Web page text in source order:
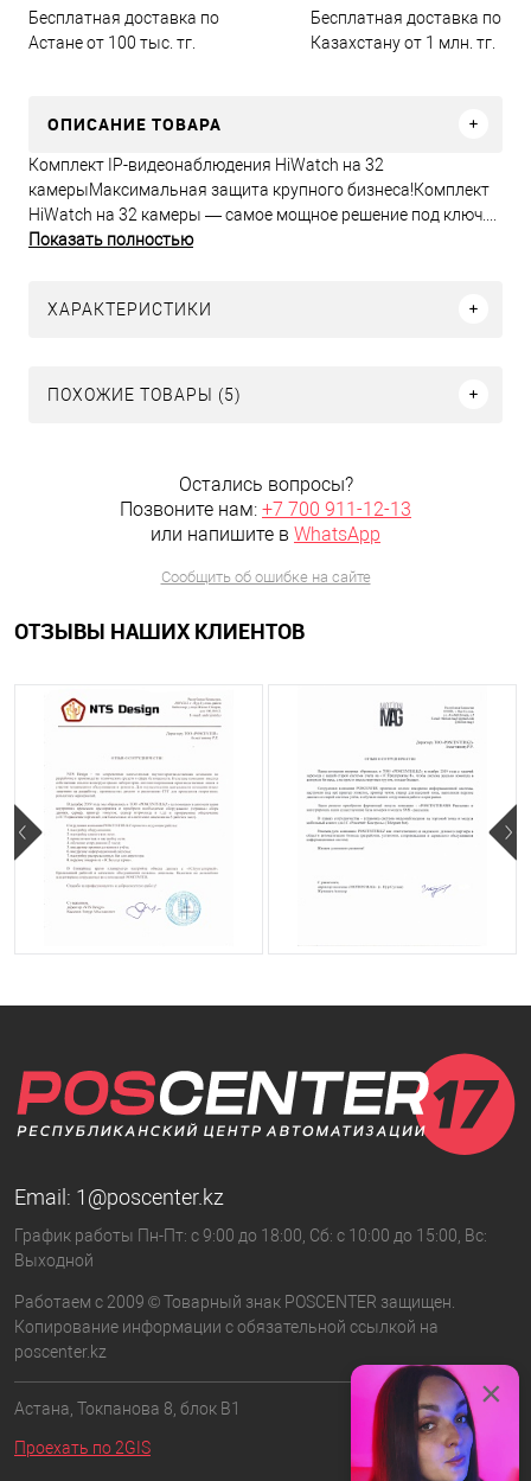
Бесплатная доставка по
Астане от 100 тыс. тг.
Бесплатная доставка по
Казахстану от 1 млн. тг.
ОПИСАНИЕ ТОВАРА
Комплект IP-видеонаблюдения HiWatch на 32
камерыМаксимальная защита крупного бизнеса!Комплект
HiWatch на 32 камеры — самое мощное решение под ключ....
Показать полностью
ХАРАКТЕРИСТИКИ
ПОХОЖИЕ ТОВАРЫ (5)
Остались вопросы?
Позвоните нам: +7 700 911-12-13
или напишите в WhatsApp
Сообщить об ошибке на сайте
ОТЗЫВЫ НАШИХ КЛИЕНТОВ
Email: 1@poscenter.kz
График работы Пн-Пт: с 9:00 до 18:00, Сб: с 10:00 до 15:00, Вс:
Выходной
Работаем с 2009 © Товарный знак POSCENTER защищен.
Копирование информации с обязательной ссылкой на
poscenter.kz
Астана, Токпанова 8, блок B1
Проехать по 2GIS
×